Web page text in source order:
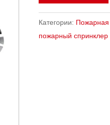
Категории: Пожарная
пожарный спринклер